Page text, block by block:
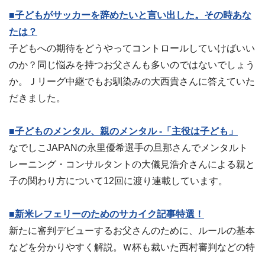
■子どもがサッカーを辞めたいと言い出した。その時あな
たは？
子どもへの期待をどうやってコントロールしていけばいい
のか？同じ悩みを持つお父さんも多いのではないでしょう
か。Ｊリーグ中継でもお馴染みの大西貴さんに答えていた
だきました。
■子どものメンタル、親のメンタル -「主役は子ども」
なでしこJAPANの永里優希選手の旦那さんでメンタルト
レーニング・コンサルタントの大儀見浩介さんによる親と
子の関わり方について12回に渡り連載しています。
■新米レフェリーのためのサカイク記事特選！
新たに審判デビューするお父さんのために、ルールの基本
などを分かりやすく解説。Ｗ杯も裁いた西村審判などの特